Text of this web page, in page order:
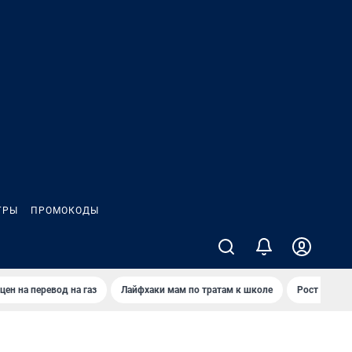
ПРОМОКОДЫ
на перевод на газ Лайфхаки мам по тратам к школе Рост цен на